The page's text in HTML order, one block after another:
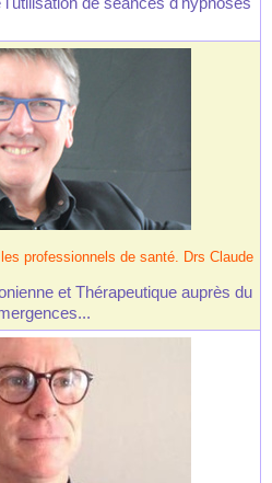
professionnels de santé. Drs Claude
et Thérapeutique auprès du